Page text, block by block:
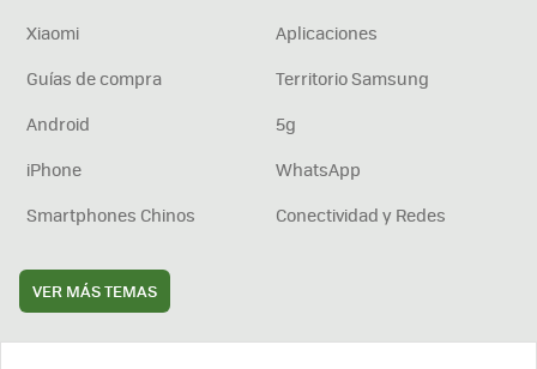
Xiaomi
Aplicaciones
Guías de compra
Territorio Samsung
Android
5g
iPhone
WhatsApp
Smartphones Chinos
Conectividad y Redes
VER MÁS TEMAS